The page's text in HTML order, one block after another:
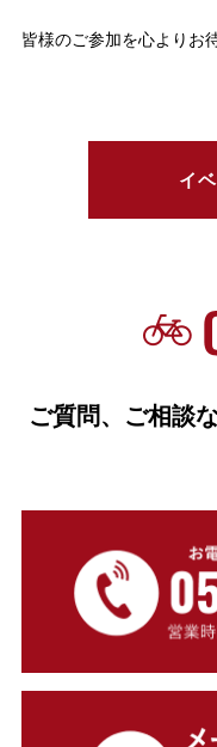
皆様のご参加を心よりお
イ
ご質問、ご相談